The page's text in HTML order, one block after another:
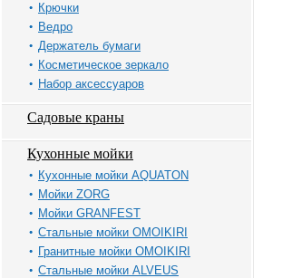
Крючки
Ведро
Держатель бумаги
Косметическое зеркало
Набор аксессуаров
Садовые краны
Кухонные мойки
Кухонные мойки AQUATON
Мойки ZORG
Мойки GRANFEST
Стальные мойки OMOIKIRI
Гранитные мойки OMOIKIRI
Стальные мойки ALVEUS